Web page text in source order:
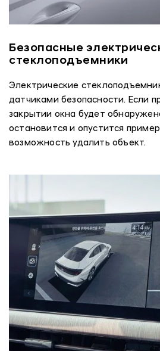
Безопасные
стеклоподъемники
Электрические
датчиками безопасности. Если
закрытии окна будет
остановится и опустится
возможность удалить объект.